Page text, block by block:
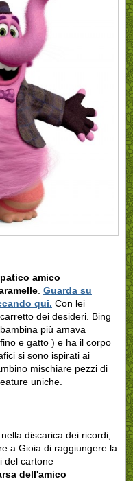
amico
Guarda su
qui. Con lei
dei desideri. Bing
più amava
e gatto ) e ha il corpo
si sono ispirati ai
mischiare pezzi di
uniche.
discarica dei ricordi,
a Gioia di raggiungere la
del cartone
dell'amico